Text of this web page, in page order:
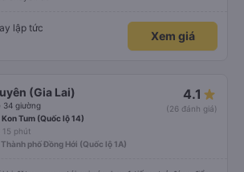
lập tức
Xem giá
(Gia Lai)
34 giường
4.1
(26 đánh giá)
Kon Tum (Quốc lộ 14)
15 phút
Thành phố Đồng Hới (Quốc lộ 1A)